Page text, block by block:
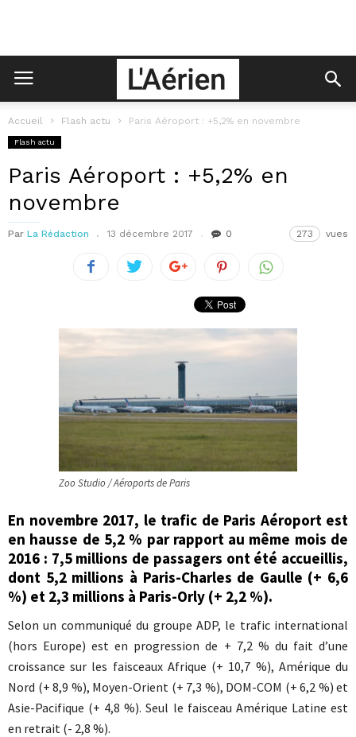
Accueil Flash actu Paris Aéroport : +5,2% en novembre
Flash actu
Paris Aéroport : +5,2% en
novembre
Par La Rédaction 13 décembre 2017 0 273 vues
Zoo Studio / Aéroports de Paris
En novembre 2017, le trafic de Paris Aéroport est
en hausse de 5,2 % par rapport au même mois de
2016 : 7,5 millions de passagers ont été accueillis,
dont 5,2 millions à Paris-Charles de Gaulle (+ 6,6
%) et 2,3 millions à Paris-Orly (+ 2,2 %).
Selon un communiqué du groupe ADP, le trafic international
(hors Europe) est en progression de + 7,2 % du fait d’une
croissance sur les faisceaux Afrique (+ 10,7 %), Amérique du
Nord (+ 8,9 %), Moyen-Orient (+ 7,3 %), DOM-COM (+ 6,2 %) et
Asie-Pacifique (+ 4,8 %). Seul le faisceau Amérique Latine est
en retrait (- 2,8 %).